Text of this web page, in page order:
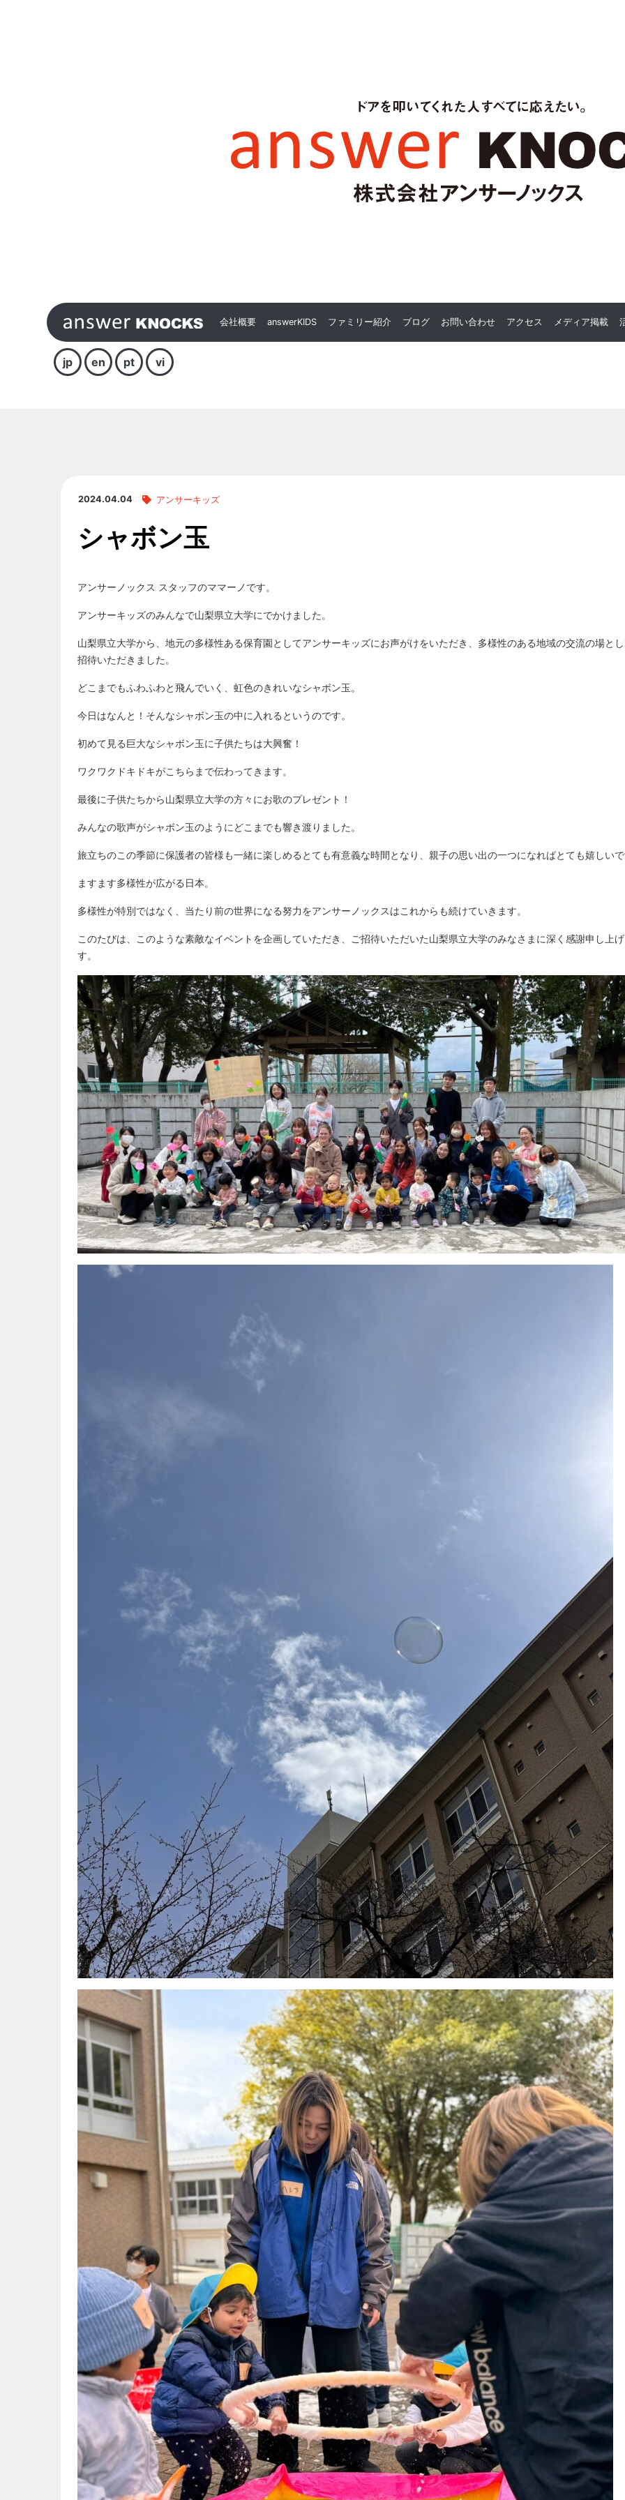
会社概要 answerKIDS ファミリー紹介 ブログ お問い合わせ アクセス メディア掲載
jp en pt vi
2024.04.04 アンサーキッズ
シャボン玉
アンサーノックス スタッフのママーノです。
アンサーキッズのみんなで山梨県立大学にでかけました。
山梨県立大学から、地元の多様性ある保育園としてアンサーキッズにお声がけをいただき、多様性のある地域の交流の場と
招待いただきました。
どこまでもふわふわと飛んでいく、虹色のきれいなシャボン玉。
今日はなんと！そんなシャボン玉の中に入れるというのです。
初めて見る巨大なシャボン玉に子供たちは大興奮！
ワクワクドキドキがこちらまで伝わってきます。
最後に子供たちから山梨県立大学の方々にお歌のプレゼント！
みんなの歌声がシャボン玉のようにどこまでも響き渡りました。
旅立ちのこの季節に保護者の皆様も一緒に楽しめるとても有意義な時間となり、親子の思い出の一つになればとても嬉しい
ますます多様性が広がる日本。
多様性が特別ではなく、当たり前の世界になる努力をアンサーノックスはこれからも続けていきます。
このたびは、このような素敵なイベントを企画していただき、ご招待いただいた山梨県立大学のみなさまに深く感謝申し上
す。